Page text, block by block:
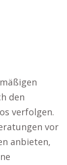
den
verfolgen.
vor
anbieten,